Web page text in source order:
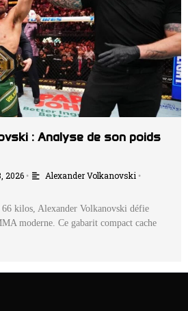
: Analyse de son poids
2026 • Alexander Volkanovski •
kilos, Alexander Volkanovski défie
moderne. Ce gabarit compact cache